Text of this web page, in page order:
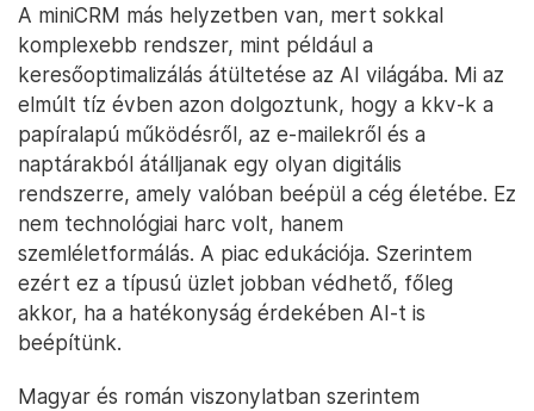
A miniCRM más helyzetben van, mert sokkal
komplexebb rendszer, mint például a
keresőoptimalizálás átültetése az AI világába. Mi az
elmúlt tíz évben azon dolgoztunk, hogy a kkv-k a
papíralapú működésről, az e-mailekről és a
naptárakból átálljanak egy olyan digitális
rendszerre, amely valóban beépül a cég életébe. Ez
nem technológiai harc volt, hanem
szemléletformálás. A piac edukációja. Szerintem
ezért ez a típusú üzlet jobban védhető, főleg
akkor, ha a hatékonyság érdekében AI-t is
beépítünk.
Magyar és román viszonylatban szerintem